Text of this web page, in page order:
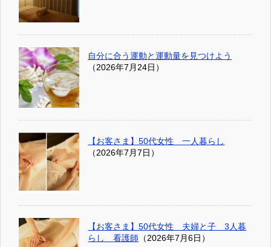
自分に合う運動と運動量を見つけよう
（2026年7月24日）
【お客さま】50代女性 一人暮らし
（2026年7月7日）
【お客さま】50代女性 夫婦と子 3人暮
らし 看護師 （2026年7月6日）